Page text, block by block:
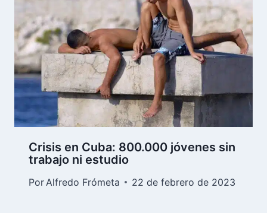
Crisis en Cuba: 800.000 jóvenes sin
trabajo ni estudio
Por Alfredo Frómeta 22 de febrero de 2023